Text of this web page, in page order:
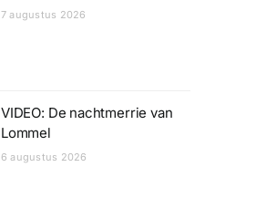
7 augustus 2026
VIDEO: De nachtmerrie van
Lommel
6 augustus 2026